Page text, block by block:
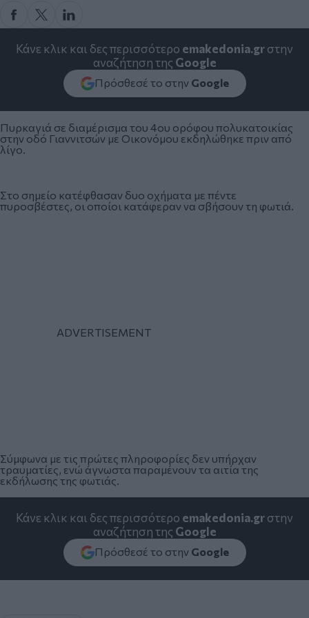
Κάνε κλικ και δες περισσότερο emakedonia.grστην
αναζήτηση της Google
Πρόσθεσέ το στην Google
Πυρκαγιά σε διαμέρισμα του 4ου ορόφου πολυκατοικίας
στην οδό Γιαννιτσών με Οικονόμου εκδηλώθηκε πριν από
λίγο.
Στο σημείο κατέφθασαν δυο οχήματα με πέντε
πυροσβέστες, οι οποίοι κατάφεραν να σβήσουν τη φωτιά.
Σύμφωνα με τις πρώτες πληροφορίες δεν υπήρχαν
τραυματίες, ενώ άγνωστα παραμένουν τα αιτία της
εκδήλωσης της φωτιάς.
Κάνε κλικ και δες περισσότερο emakedonia.grστην
αναζήτηση της Google
Πρόσθεσέ το στην Google